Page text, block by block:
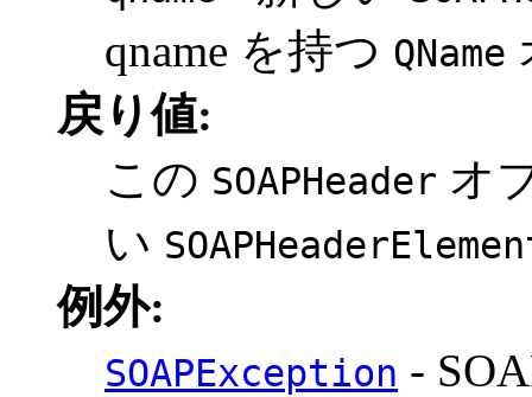
qname を持つ QName
戻り値:
この SOAPHeader オ
い
例外:
SOAPException -